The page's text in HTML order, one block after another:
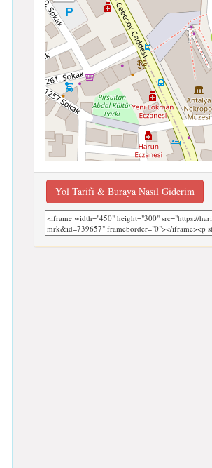
Yol Tarifi & Buraya Nasıl Giderim